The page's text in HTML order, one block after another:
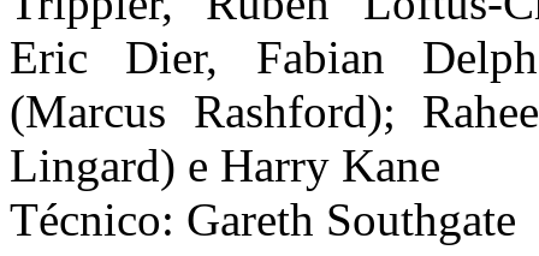
Eric Dier, Fabian
(Marcus Rashford);
Lingard) e Harry Kane
Técnico: Gareth Southgate